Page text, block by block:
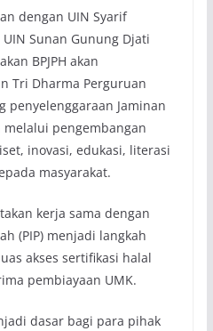
dengan UIN Syarif
Sunan Gunung Djati
BPJPH akan
Tri Dharma Perguruan
penyelenggaraan Jaminan
pengembangan
inovasi, edukasi, literasi
masyarakat.
kerja sama dengan
(PIP) menjadi langkah
akses sertifikasi halal
pembiayaan UMK.
dasar bagi para pihak